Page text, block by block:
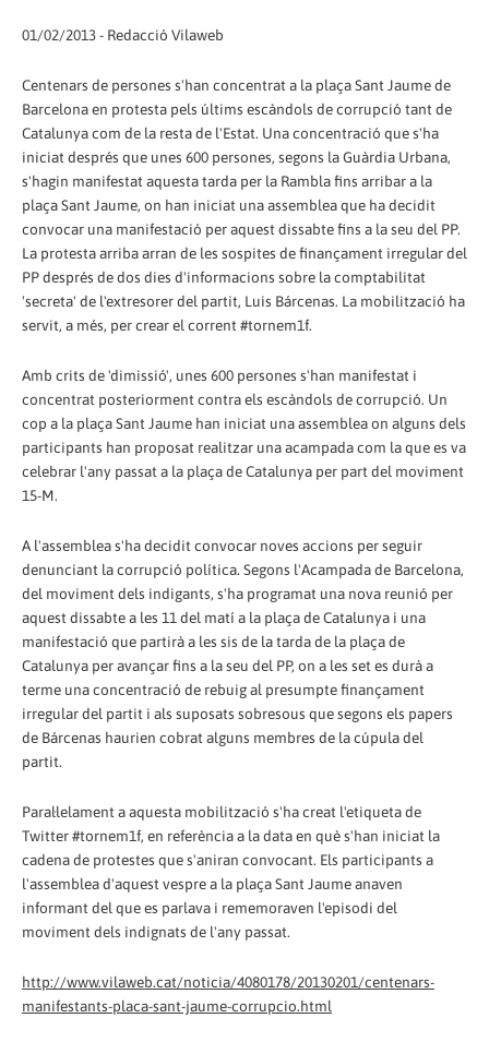
01/02/2013 - Redacció Vilaweb
Centenars de persones s'han concentrat a la plaça Sant Jaume de
Barcelona en protesta pels últims escàndols de corrupció tant de
Catalunya com de la resta de l'Estat. Una concentració que s'ha
iniciat després que unes 600 persones, segons la Guàrdia Urbana,
s'hagin manifestat aquesta tarda per la Rambla fins arribar a la
plaça Sant Jaume, on han iniciat una assemblea que ha decidit
convocar una manifestació per aquest dissabte fins a la seu del PP.
La protesta arriba arran de les sospites de finançament irregular del
PP després de dos dies d'informacions sobre la comptabilitat
'secreta' de l'extresorer del partit, Luis Bárcenas. La mobilització ha
servit, a més, per crear el corrent #tornem1f.
Amb crits de 'dimissió', unes 600 persones s'han manifestat i
concentrat posteriorment contra els escàndols de corrupció. Un
cop a la plaça Sant Jaume han iniciat una assemblea on alguns dels
participants han proposat realitzar una acampada com la que es va
celebrar l'any passat a la plaça de Catalunya per part del moviment
15-M.
A l'assemblea s'ha decidit convocar noves accions per seguir
denunciant la corrupció política. Segons l'Acampada de Barcelona,
del moviment dels indigants, s'ha programat una nova reunió per
aquest dissabte a les 11 del matí a la plaça de Catalunya i una
manifestació que partirà a les sis de la tarda de la plaça de
Catalunya per avançar fins a la seu del PP, on a les set es durà a
terme una concentració de rebuig al presumpte finançament
irregular del partit i als suposats sobresous que segons els papers
de Bárcenas haurien cobrat alguns membres de la cúpula del
partit.
Paral·lelament a aquesta mobilització s'ha creat l'etiqueta de
Twitter #tornem1f, en referència a la data en què s'han iniciat la
cadena de protestes que s'aniran convocant. Els participants a
l'assemblea d'aquest vespre a la plaça Sant Jaume anaven
informant del que es parlava i rememoraven l'episodi del
moviment dels indignats de l'any passat.
http://www.vilaweb.cat/noticia/4080178/20130201/centenars-
manifestants-placa-sant-jaume-corrupcio.html